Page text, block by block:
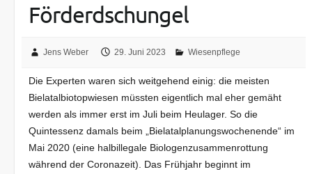
Förderdschungel
Jens Weber 29. Juni 2023 Wiesenpflege
Die Experten waren sich weitgehend einig: die meisten
Bielatalbiotopwiesen müssten eigentlich mal eher gemäht
werden als immer erst im Juli beim Heulager. So die
Quintessenz damals beim „Bielatalplanungswochenende“ im
Mai 2020 (eine halbillegale Biologenzusammenrottung
während der Coronazeit). Das Frühjahr beginnt im